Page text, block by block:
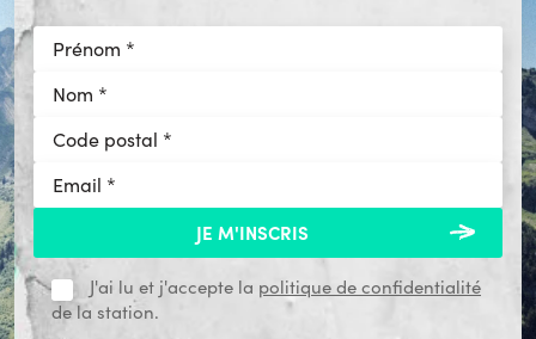
J'ai lu et j'accepte la politique de confidentialité
de la station.